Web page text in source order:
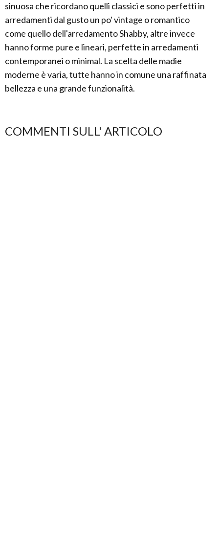
sinuosa che ricordano quelli classici e sono perfetti in
arredamenti dal gusto un po' vintage o romantico
come quello dell'arredamento Shabby, altre invece
hanno forme pure e lineari, perfette in arredamenti
contemporanei o minimal. La scelta delle madie
moderne è varia, tutte hanno in comune una raffinata
bellezza e una grande funzionalità.
COMMENTI SULL' ARTICOLO